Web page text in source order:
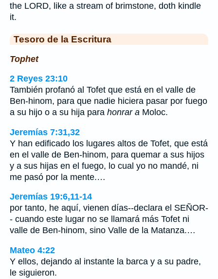
the LORD, like a stream of brimstone, doth kindle
it.
Tesoro de la Escritura
Tophet
2 Reyes 23:10
También profanó al Tofet que está en el valle de
Ben-hinom, para que nadie hiciera pasar por fuego
a su hijo o a su hija para honrar a Moloc.
Jeremías 7:31,32
Y han edificado los lugares altos de Tofet, que está
en el valle de Ben-hinom, para quemar a sus hijos
y a sus hijas en el fuego, lo cual yo no mandé, ni
me pasó por la mente.…
Jeremías 19:6,11-14
por tanto, he aquí, vienen días--declara el SEÑOR-
- cuando este lugar no se llamará más Tofet ni
valle de Ben-hinom, sino Valle de la Matanza.…
Mateo 4:22
Y ellos, dejando al instante la barca y a su padre,
le siguieron.